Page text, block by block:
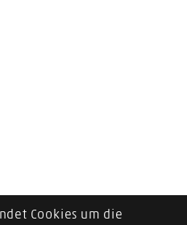
Cookies um die